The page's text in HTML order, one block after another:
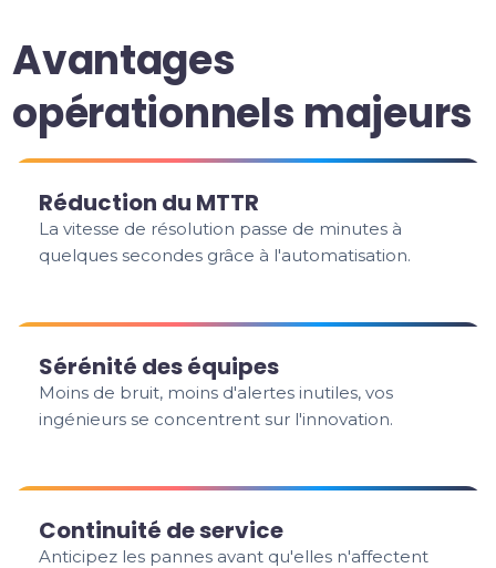
Avantages
opérationnels majeurs
Réduction du MTTR
La vitesse de résolution passe de minutes à
quelques secondes grâce à l'automatisation.
Sérénité des équipes
Moins de bruit, moins d'alertes inutiles, vos
ingénieurs se concentrent sur l'innovation.
Continuité de service
Anticipez les pannes avant qu'elles n'affectent